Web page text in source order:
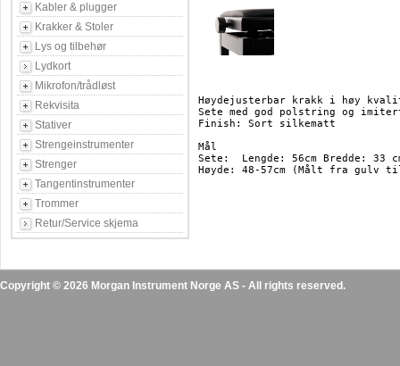
Kabler & plugger
Krakker & Stoler
Lys og tilbehør
Lydkort
Mikrofon/trådløst
Rekvisita
Stativer
Strengeinstrumenter
Strenger
Tangentinstrumenter
Trommer
Retur/Service skjema
Høydejusterbar krakk i høy
Sete med god polstring og
Finish: Sort silkematt
Mål
Sete:  Lengde: 56cm Bredde: 33
Høyde: 48-57cm (Målt fra gulv
Copyright © 2026 Morgan Instrument Norge AS - All rights reserved.